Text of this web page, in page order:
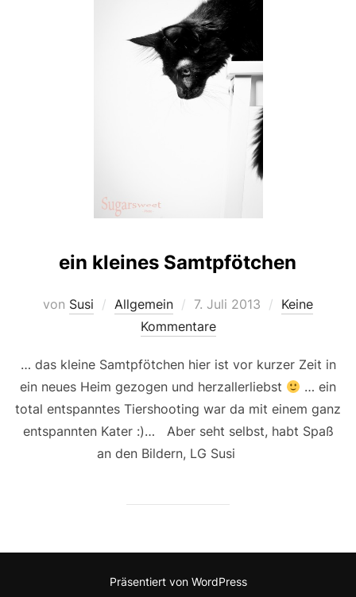
ein kleines Samtpfötchen
von Susi Allgemein
Veröffentlicht
am
7. Juli 2013
Keine
Kommentare
… das kleine Samtpfötchen hier ist vor kurzer Zeit in
ein neues Heim gezogen und herzallerliebst
… ein
total entspanntes Tiershooting war da mit einem ganz
entspannten Kater :)… Aber seht selbst, habt Spaß
an den Bildern, LG Susi
Präsentiert von WordPress